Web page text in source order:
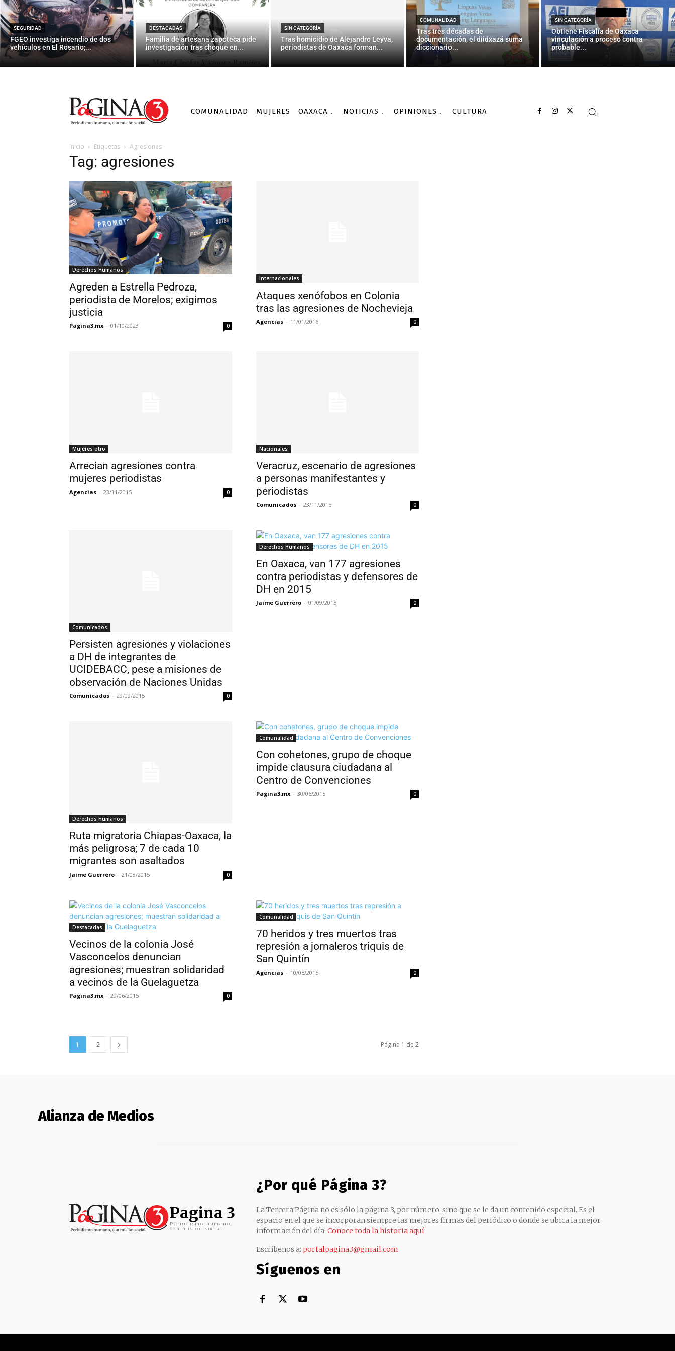
SEGURIDAD
FGEO investiga incendio de dos
vehículos en El Rosario;...
DESTACADAS
Familia de artesana zapoteca pide
investigación tras choque en...
SIN CATEGORÍA
Tras homicidio de Alejandro Leyva,
periodistas de Oaxaca forman...
COMUNALIDAD
Tras tres décadas de
documentación, el diidxazá suma
diccionario...
SIN CATEGORÍA
Obtiene Fiscalía de Oaxaca
vinculación a proceso contra
probable...
COMUNALIDAD MUJERES OAXACA NOTICIAS OPINIONES CULTURA
Inicio Etiquetas Agresiones
Tag: agresiones
Derechos Humanos
Agreden a Estrella Pedroza,
periodista de Morelos; exigimos
justicia
Pagina3.mx - 01/10/2023 0
Internacionales
Ataques xenófobos en Colonia
tras las agresiones de Nochevieja
Agencias - 11/01/2016 0
Mujeres otro
Arrecian agresiones contra
mujeres periodistas
Agencias - 23/11/2015 0
Nacionales
Veracruz, escenario de agresiones
a personas manifestantes y
periodistas
Comunicados - 23/11/2015 0
Comunicados
Persisten agresiones y violaciones
a DH de integrantes de
UCIDEBACC, pese a misiones de
observación de Naciones Unidas
Comunicados - 29/09/2015 0
Derechos Humanos
En Oaxaca, van 177 agresiones
contra periodistas y defensores de
DH en 2015
Jaime Guerrero - 01/09/2015 0
Derechos Humanos
Ruta migratoria Chiapas-Oaxaca, la
más peligrosa; 7 de cada 10
migrantes son asaltados
Jaime Guerrero - 21/08/2015 0
Comunalidad
Con cohetones, grupo de choque
impide clausura ciudadana al
Centro de Convenciones
Pagina3.mx - 30/06/2015 0
Destacadas
Vecinos de la colonia José
Vasconcelos denuncian
agresiones; muestran solidaridad
a vecinos de la Guelaguetza
Pagina3.mx - 29/06/2015 0
Comunalidad
70 heridos y tres muertos tras
represión a jornaleros triquis de
San Quintín
Agencias - 10/05/2015 0
1 2 Página 1 de 2
Alianza de Medios
Pagina 3
Periodismo humano,
con mision social
¿Por qué Página 3?
La Tercera Página no es sólo la página 3, por número, sino que se le da un contenido especial. Es el
espacio en el que se incorporan siempre las mejores firmas del periódico o donde se ubica la mejor
información del día. Conoce toda la historia aquí
Escríbenos a: portalpagina3@gmail.com
Síguenos en